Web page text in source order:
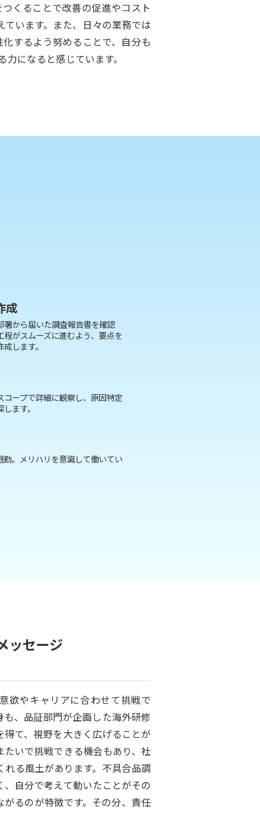
くることで改善の促進やコスト
います。また、日々の業務では
するよう努めることで、自分も
になると感じています。
成
署から届いた調査報告書を確認
程がスムーズに進むよう、要点を
します。
コープで詳細に観察し、原因特定
ます。
勤。メリハリを意識して働いてい
ッセージ
欲やキャリアに合わせて挑戦で
、品証部門が企画した海外研修
て、視野を大きく広げることが
いで挑戦できる機会もあり、社
る風土があります。不具合品調
自分で考えて動いたことがその
がるのが特徴です。その分、責任